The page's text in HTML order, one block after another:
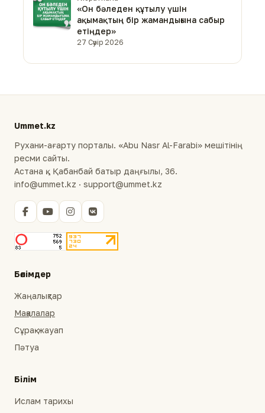
«Он бәледен құтылу үшін
ақымақтың бір жамандығына сабыр
етіңдер»
27 Сәуір 2026
Ummet.kz
Рухани-ағарту порталы. «Abu Nasr Al-Farabi» мешітінің
ресми сайты.
Астана қ., Қабанбай батыр даңғылы, 36.
info@ummet.kz · support@ummet.kz
Бөлімдер
Жаңалықтар
Мақалалар
Сұрақ-жауап
Пәтуа
Білім
Ислам тарихы